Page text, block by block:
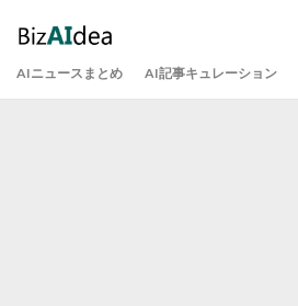
AIニュースまとめ AI記事キュレーション